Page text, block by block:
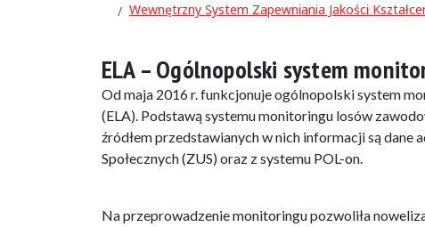
Wewnętrzny System Zapewniania Jakości
ELA – Ogólnopolski system
Od maja 2016 r. funkcjonuje ogólnopolski system
(ELA). Podstawą systemu monitoringu losów
źródłem przedstawianych w nich informacji są dane
Społecznych (ZUS) oraz z systemu POL-on.
Na przeprowadzenie monitoringu pozwoliła